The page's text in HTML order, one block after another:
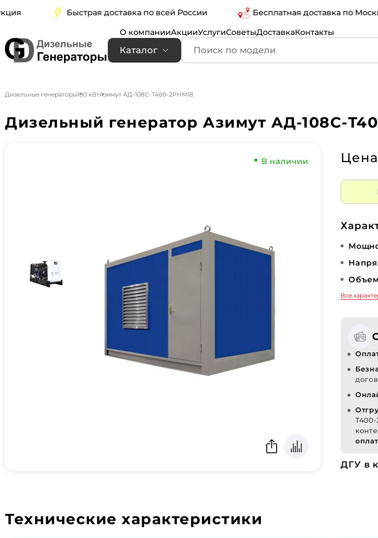
Быстрая доставка по всей России Бесплатная доставка по Москве и
О компанииАкцииУслугиСоветыДоставкаКонтакты
Каталог
Дизельные генераторы100 кВтАзимут АД-108С-Т400-2РНМ18
Дизельный генератор Азимут АД-108С-
В наличии
Все
ДГУ в
Технические характеристики